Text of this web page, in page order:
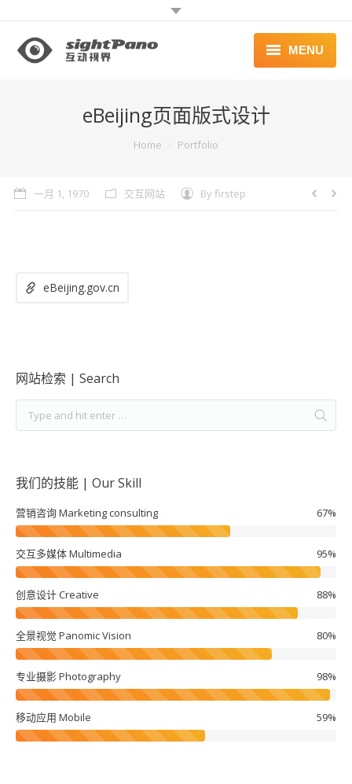
MENU
案例 | WORKS
eBeijing页面版式设计
Home Portfolio
一月 1, 1970 交互网站 By firstep
eBeijing.gov.cn
网站检索 | Search
我们的技能 | Our Skill
营销咨询 Marketing consulting 67%
交互多媒体 Multimedia 95%
创意设计 Creative 88%
全景视觉 Panomic Vision 80%
专业摄影 Photography 98%
移动应用 Mobile 59%